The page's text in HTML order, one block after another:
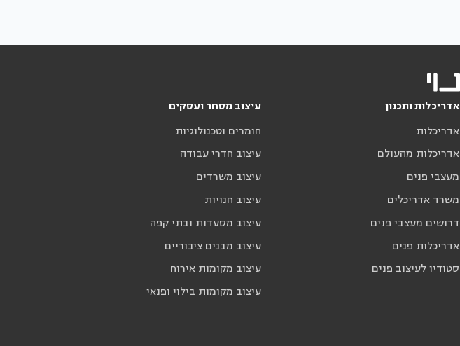
אדריכלות ותכנון
אדריכלות
אדריכלות מהעולם
מעצבי פנים
משרד אדריכלים
דרושים מעצבי פנים
אדריכלות פנים
סטודיו לעיצוב פנים
עיצוב מסחר ועסקים
חומרים וטכנולוגיות
עיצוב חדרי עבודה
עיצוב משרדים
עיצוב חנויות
עיצוב מסעדות ובתי קפה
עיצוב מבנים ציבוריים
עיצוב מקומות אירוח
עיצוב מקומות בילוי ופנאי